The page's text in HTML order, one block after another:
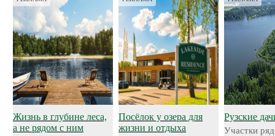
Жизнь в глубине леса,
а не рядом с ним
Посёлок у озера для
жизни и отдыха
Рузские
Участки